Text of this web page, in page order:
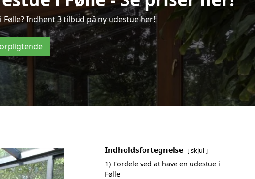
Indhent 3 tilbud på ny udestue her!
Indholdsfortegnelse skjul
1) Fordele ved at have en udestue i
Følle